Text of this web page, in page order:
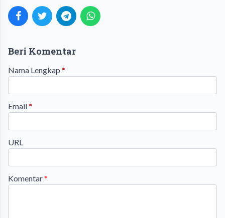
Beri Komentar
Nama Lengkap *
Email*
URL
Komentar*